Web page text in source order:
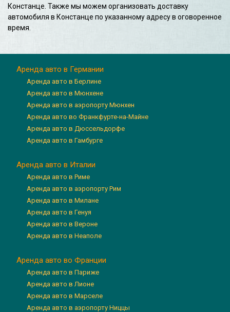
Констанце. Также мы можем организовать доставку
автомобиля в Констанце по указанному адресу в оговоренное
время.
Аренда авто в Германии
Аренда авто в Берлине
Аренда авто в Мюнхене
Аренда авто в аэропорту Мюнхен
Аренда авто во Франкфурте-на-Майне
Аренда авто в Дюссельдорфе
Аренда авто в Гамбурге
Аренда авто в Италии
Аренда авто в Риме
Аренда авто в аэропорту Рим
Аренда авто в Милане
Аренда авто в Генуя
Аренда авто в Вероне
Аренда авто в Неаполе
Аренда авто во Франции
Аренда авто в Париже
Аренда авто в Лионе
Аренда авто в Марселе
Аренда авто в аэропорту Ниццы